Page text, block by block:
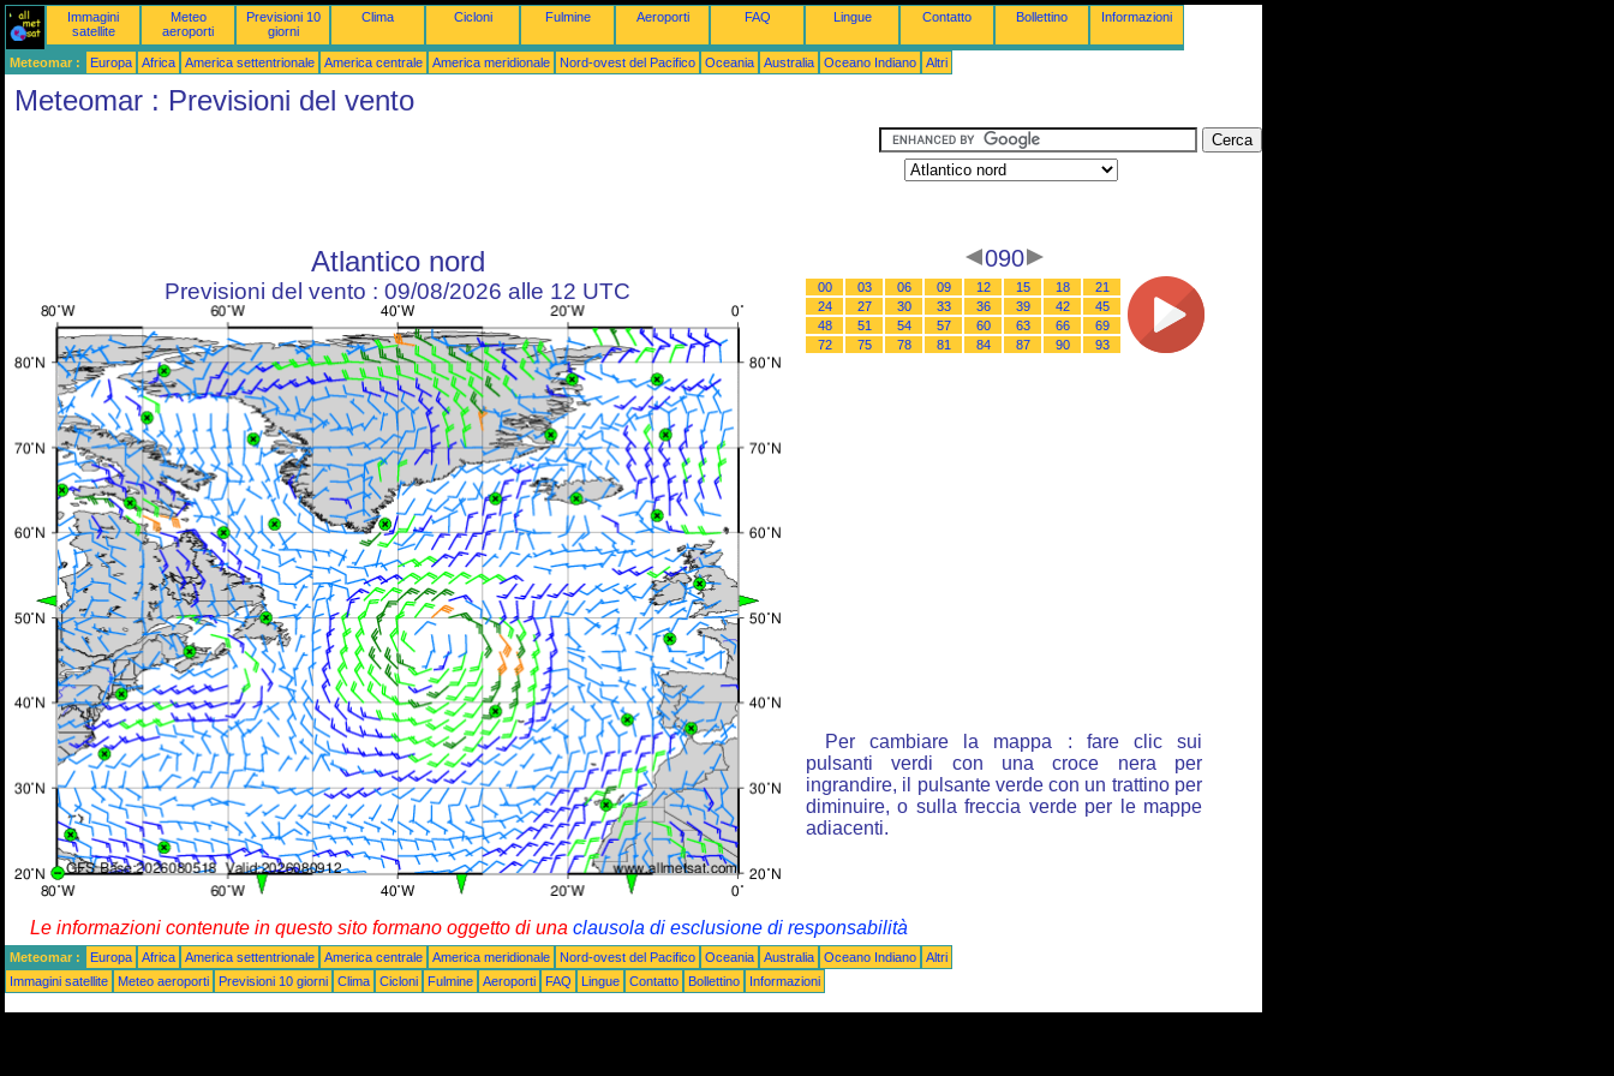
Immagini
satellite
Meteo
aeroporti
Previsioni 10
giorni
Clima Cicloni Fulmine Aeroporti FAQ Lingue Contatto Bollettino Informazioni
Meteomar : Europa Africa America settentrionale America centrale America meridionale Nord-ovest del Pacifico Oceania Australia Oceano Indiano Altri
Meteomar : Previsioni del vento
Atlantico nord
Previsioni del vento : 09/08/2026 alle 12 UTC
090
00 03 06 09 12 15 18
21
24
27 30 33 36 39 42
45
48
51 54 57 60 63 66
69
72
75 78 81 84 87 90 93
Per cambiare la mappa : fare clic sui
pulsanti verdi con una croce nera per
ingrandire, il pulsante verde con un trattino per
diminuire, o sulla freccia verde per le mappe
adiacenti.
Le informazioni contenute in questo sito formano oggetto di una clausola di esclusione di responsabilità
Meteomar : Europa Africa America settentrionale America centrale America meridionale Nord-ovest del Pacifico Oceania Australia Oceano Indiano
Altri
Immagini satellite
Meteo aeroporti Previsioni 10 giorni Clima Cicloni Fulmine Aeroporti FAQ Lingue Contatto Bollettino Informazioni